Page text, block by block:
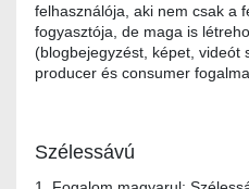
felhasználója, aki nem csak a
fogyasztója, de maga is
(blogbejegyzést, képet, videót
producer és consumer
Szélessávú